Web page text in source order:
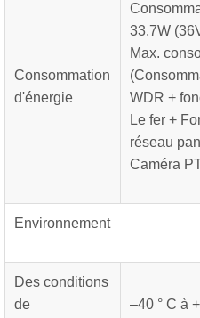
Consommation
d'énergie
33.7W
Max.
WDR +
Le fer +
réseau
Caméra
Environnement
Des conditions
de
–40 ° C à